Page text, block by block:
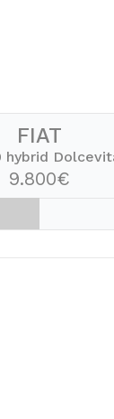
FIAT
hybrid
9.800€